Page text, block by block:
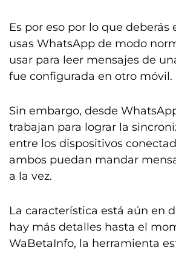
Es por eso por lo que deberás
usas WhatsApp de modo
usar para leer mensajes de
fue configurada en otro móvil.
Sin embargo, desde
trabajan para lograr la
entre los dispositivos
ambos puedan mandar
a la vez.
La característica está aún en
hay más detalles hasta el
WaBetaInfo, la herramienta